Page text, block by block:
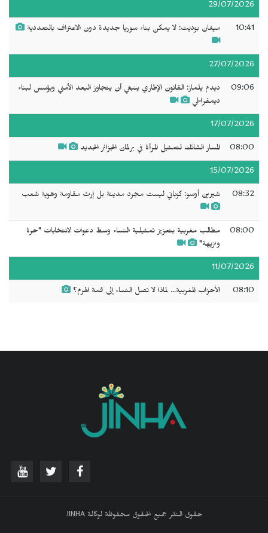
29/07/2026
10:41 ميغان بوديت: لا يمكن بناء سوريا جديدة دون الاعتراف بالتعددية
27/07/2026
09:06
ديدم يلماز: القانون الإطاري ينبغي أن يتجاوز البعد الأمني ويؤسس لبناء
ديمقراطي
17/07/2026
08:00 المسار الشائك لتمثيل المرأة في برلمان الجزائر الجديد
15/07/2026
08:32 شيرين أوسو: كوباني ليست مجرد مدينة بل إرث مقاومة وهوية شعب
08:00
مطالب مغربية بتعزيز تمثيلية النساء وسط دعوات لانتخابات "حرة
ونزيهة"
11/07/2026
08:10 الأحزاب المغربية... لماذا لا تصل النساء إلى قمة الهرم؟
حقوق النشر جميع الحقوق محفوظة لوكالة JINHA